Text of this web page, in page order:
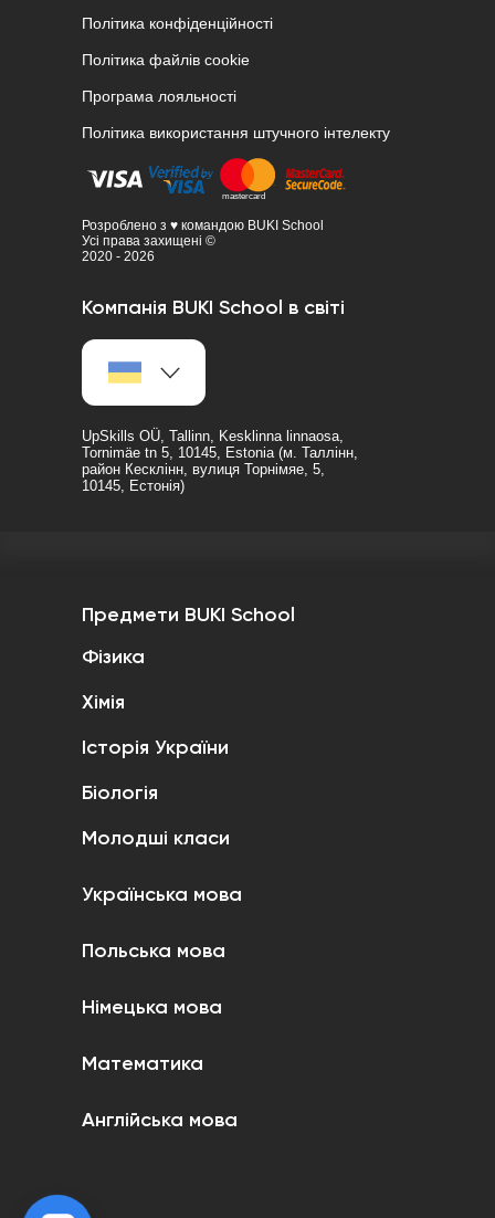
Політика конфіденційності
Політика файлів cookie
Програма лояльності
Політика використання штучного інтелекту
Розроблено з ♥ командою BUKI School
Усі права захищені ©
2020 - 2026
Компанія BUKI School в світі
UpSkills OÜ, Tallinn, Kesklinna linnaosa,
Tornimäe tn 5, 10145, Estonia (м. Таллінн,
район Кесклінн, вулиця Торнімяе, 5,
10145, Естонія)
Предмети BUKI School
Фізика
Хімія
Історія України
Біологія
Молодші класи
Українська мова
Польська мова
Німецька мова
Математика
Англійська мова